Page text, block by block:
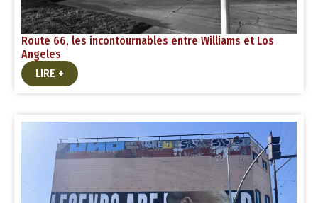
Route 66, les incontournables entre Williams et Los
Angeles
LIRE +